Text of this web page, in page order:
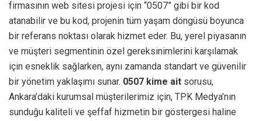
firmasının web sitesi projesi için “0507” gibi bir kod
atanabilir ve bu kod, projenin tüm yaşam döngüsü boyunca
bir referans noktası olarak hizmet eder. Bu, yerel piyasanın
ve müşteri segmentinin özel gereksinimlerini karşılamak
için esneklik sağlarken, aynı zamanda standart ve güvenilir
bir yönetim yaklaşımı sunar. 0507 kime ait sorusu,
Ankara’daki kurumsal müşterilerimiz için, TPK Medya’nın
sunduğu kaliteli ve şeffaf hizmetin bir göstergesi haline